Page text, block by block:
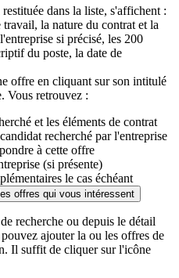
dans la liste, s'affichent :
la nature du contrat et la
si précisé, les 200
du poste, la date de
offre en cliquant sur son intitulé
Vous retrouvez :
et les éléments de contrat
recherché par l'entreprise
à cette offre
(si présente)
le cas échéant
offres qui vous intéressent
recherche ou depuis le détail
ajouter la ou les offres de
Il suffit de cliquer sur l'icône